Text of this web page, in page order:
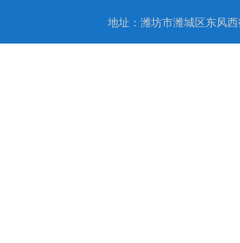
地址：潍坊市潍城区东风